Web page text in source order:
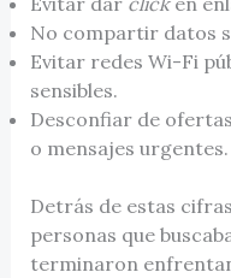
No compartir datos
Evitar redes Wi-Fi
sensibles.
Desconfiar de
o mensajes urgentes.
Detrás de estas
personas que
terminaron